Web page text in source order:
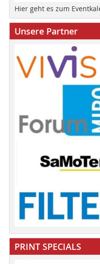
Hier geht es zum
Unsere Partner
PRINT SPECIALS